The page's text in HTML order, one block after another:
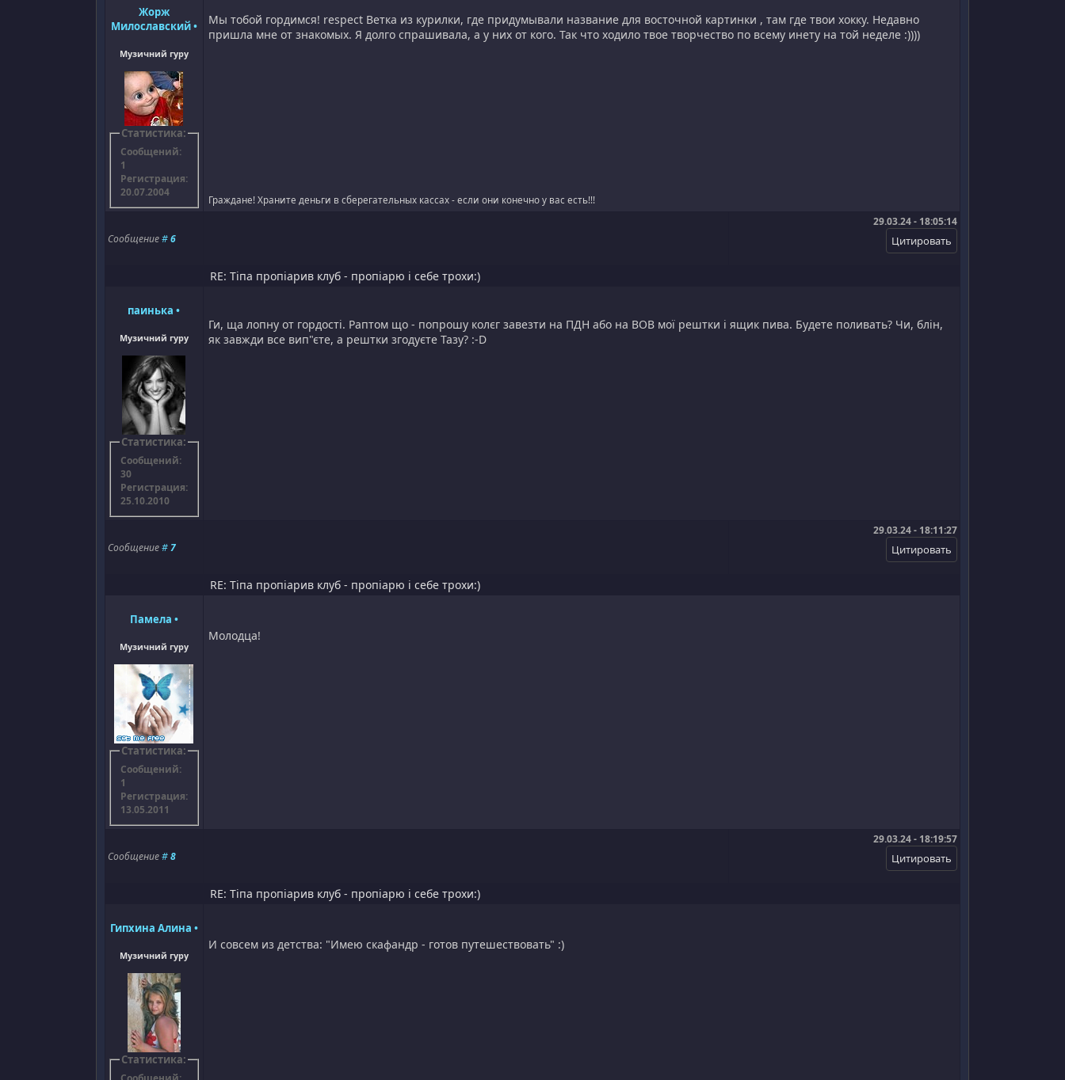
Жорж
Милославский•
Музичний гуру
Статистика:
Сообщений:
1
Регистрация:
20.07.2004
Мы тобой гордимся! respect Ветка из курилки, где придумывали название для восточной картинки , там где твои хокку. Недавно
пришла мне от знакомых. Я долго спрашивала, а у них от кого. Так что ходило твое творчество по всему инету на той неделе :))))
Граждане! Храните деньги в сберегательных кассах - если они конечно у вас есть!!!
Сообщение#6
29.03.24 - 18:05:14
RE: Тіпа пропіарив клуб - пропіарю і себе трохи:)
паинька •
Музичний гуру
Статистика:
Сообщений:
30
Регистрация:
25.10.2010
Ги, ща лопну от гордості. Раптом що - попрошу колєг завезти на ПДН або на ВОВ мої рештки і ящик пива. Будете поливать? Чи, блін,
як завжди все вип"єте, а рештки згодуєте Тазу? :-D
Сообщение#7
29.03.24 - 18:11:27
RE: Тіпа пропіарив клуб - пропіарю і себе трохи:)
Памела •
Музичний гуру
Статистика:
Сообщений:
1
Регистрация:
13.05.2011
Молодца!
Сообщение#8
29.03.24 - 18:19:57
RE: Тіпа пропіарив клуб - пропіарю і себе трохи:)
Гипхина Алина •
Музичний гуру
Статистика:
И совсем из детства: "Имею скафандр - готов путешествовать" :)